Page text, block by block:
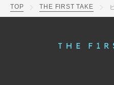
TOP THE FIRST TAKE